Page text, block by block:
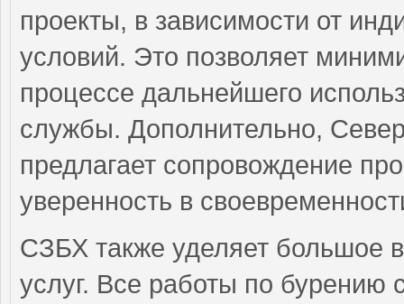
проекты, в зависимости от
условий. Это позволяет
процессе дальнейшего
службы. Дополнительно,
предлагает сопровождение
уверенность в
СЗБХ также уделяет большое
услуг. Все работы по бурению